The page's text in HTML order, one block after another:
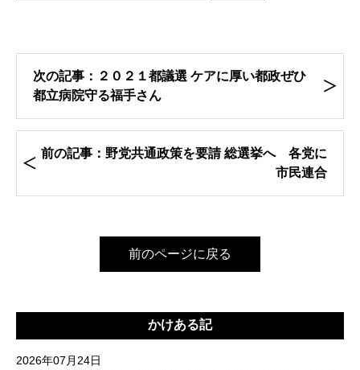
次の記事：２０２１都議選 ケアに厚い都政ぜひ
都立病院守る福手さん
前の記事：野党共通政策を要請 総選挙へ 各党に
市民連合
前のページに戻る
かけある記
2026年07月24日